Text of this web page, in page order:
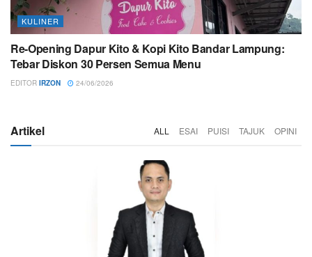
KULINER
Re-Opening Dapur Kito & Kopi Kito Bandar Lampung:
Tebar Diskon 30 Persen Semua Menu
EDITOR IRZON 24/06/2026
Artikel ALL ESAI PUISI TAJUK OPINI